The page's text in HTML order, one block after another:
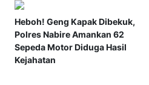
Heboh! Geng Kapak Dibekuk,
Polres Nabire Amankan 62
Sepeda Motor Diduga Hasil
Kejahatan